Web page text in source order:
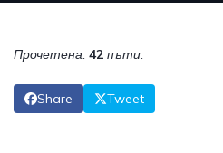
Прочетена: 42 пъти.
Share Tweet